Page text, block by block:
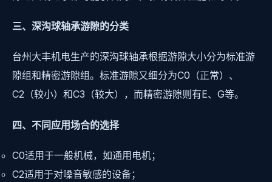
三、深沟球轴承游隙的分类
台州大丰机电生产的深沟球轴承根据游隙大小分为标准游
隙组和精密游隙组。标准游隙又细分为C0（正常）、
C2（较小）和C3（较大），而精密游隙则有E、G等。
四、不同应用场合的选择
C0适用于一般机械，如通用电机；
C2适用于对噪音敏感的设备；